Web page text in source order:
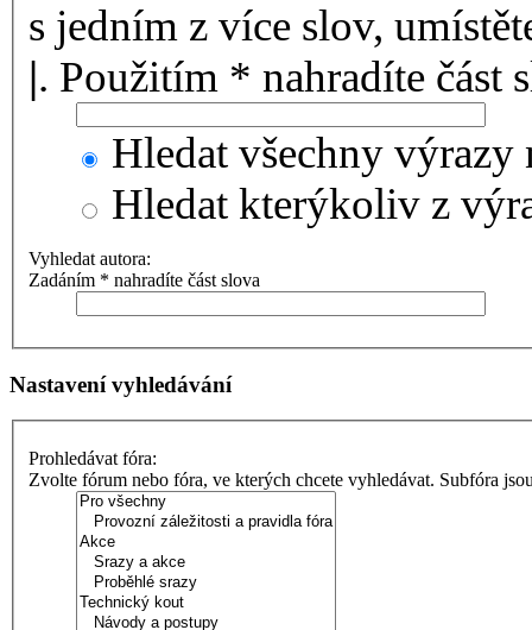
s jedním z více slov,
|. Použitím * nahradíte část
Hledat všechny výrazy
Hledat kterýkoliv z
Vyhledat autora:
Zadáním * nahradíte část slova
Nastavení vyhledávání
Prohledávat fóra:
Zvolte fórum nebo fóra, ve kterých chcete vyhledávat. Subfóra